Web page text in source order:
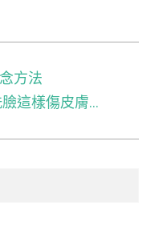
方法
這樣傷皮膚…